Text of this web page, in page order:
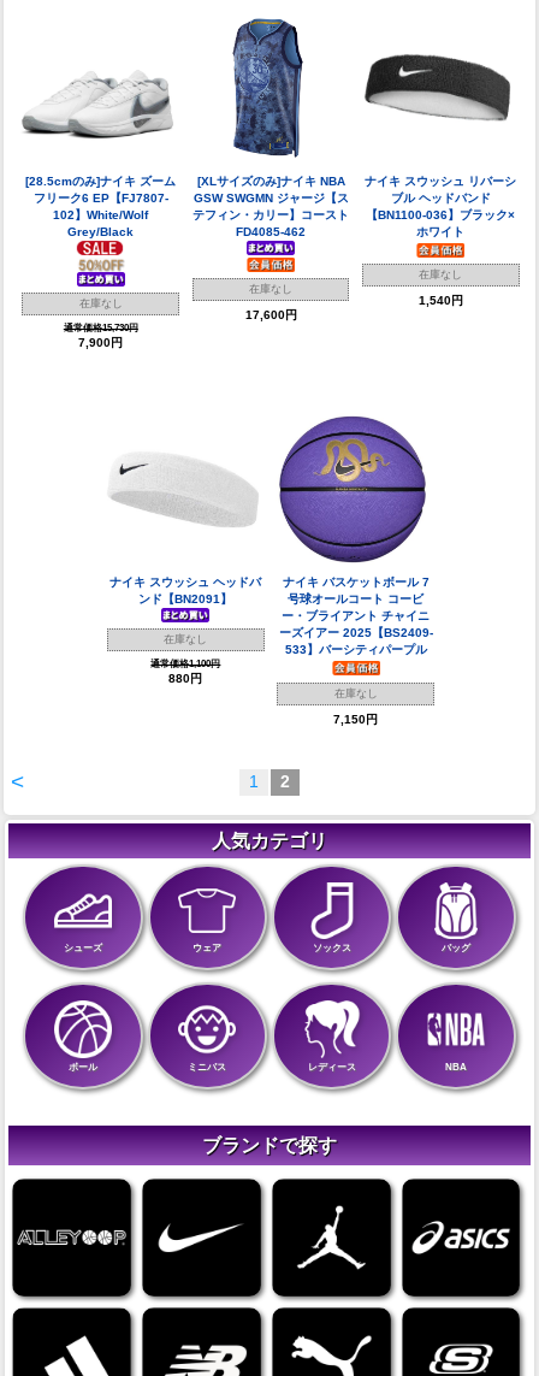
[28.5cmのみ]ナイキ ズーム
フリーク6 EP【FJ7807-
102】White/Wolf
Grey/Black
在庫なし
通常価格15,730円
7,900円
[XLサイズのみ]ナイキ NBA
GSW SWGMN ジャージ【ス
テフィン・カリー】コースト
FD4085-462
在庫なし
17,600円
ナイキ スウッシュ リバーシ
ブル ヘッドバンド
【BN1100-036】ブラック×
ホワイト
在庫なし
1,540円
ナイキ スウッシュ ヘッドバ
ンド【BN2091】
在庫なし
通常価格1,100円
880円
ナイキ バスケットボール 7
号球オールコート コービ
ー・ブライアント チャイニ
ーズイアー 2025【BS2409-
533】バーシティパープル
在庫なし
7,150円
< 1 2
人気カテゴリ
シューズ ウェア ソックス バッグ
ボール ミニバス レディース NBA
ブランドで探す